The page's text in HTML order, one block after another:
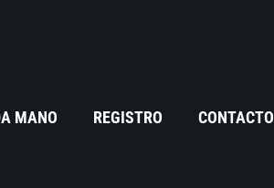
MANO REGISTRO CONTACTO